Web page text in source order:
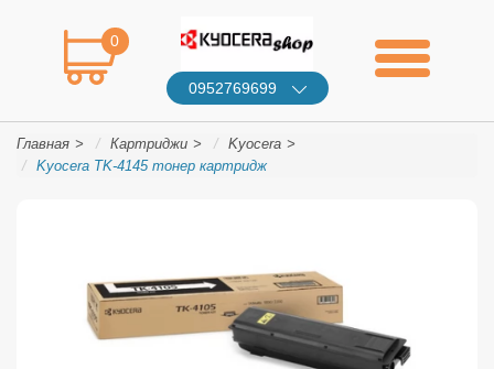
0
0952769699
Главная Картриджи
Kyocera
Kyocera TK-4145 тонер картридж